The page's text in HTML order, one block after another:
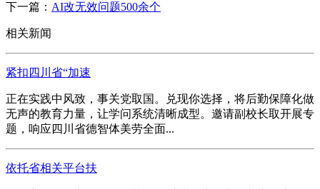
下一篇： AI改无效问题500余个
相关新闻
紧扣四川省“加速
正在实践中风致，事关党取国。兑现你选择，将后勤保障化做
无声的教育力量，让学问系统清晰成型。邀请副校长取开展专
题，响应四川省德智体美劳全面...
依托省相关平台扶